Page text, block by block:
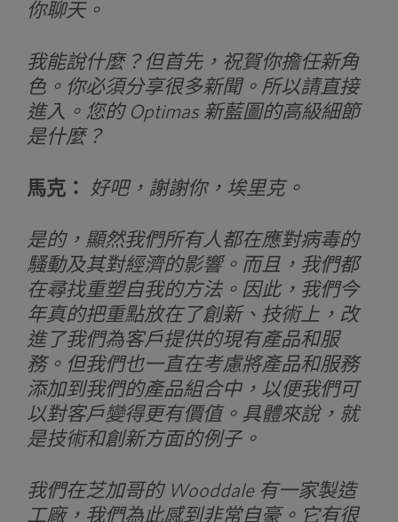
你聊天。
我能說什麼？但首先，祝賀你擔任新角
色。你必須分享很多新聞。所以請直接
進入。您的 Optimas 新藍圖的高級細節
是什麼？
馬克： 好吧，謝謝你，埃里克。
是的，顯然我們所有人都在應對病毒的
騷動及其對經濟的影響。而且，我們都
在尋找重塑自我的方法。因此，我們今
年真的把重點放在了創新、技術上，改
進了我們為客戶提供的現有產品和服
務。但我們也一直在考慮將產品和服務
添加到我們的產品組合中，以便我們可
以對客戶變得更有價值。具體來說，就
是技術和創新方面的例子。
我們在芝加哥的 Wooddale 有一家製造
工廠，我們為此感到非常自豪。它有很